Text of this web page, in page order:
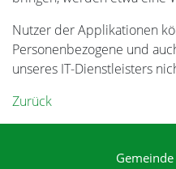
Nutzer der Applikationen
Personenbezogene und
unseres IT-Dienstleisters
Zurück